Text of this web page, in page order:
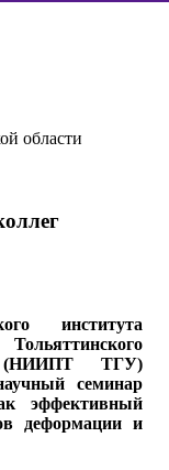
области
института
(НИИПТ ТГУ)
семинар
эффективный
деформации и